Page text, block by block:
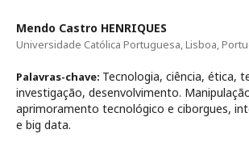
Mendo Castro HENRIQUES
Universidade Católica Portuguesa, Lisboa,
Palavras-chave: Tecnologia, ciência, ética,
investigação, desenvolvimento.
aprimoramento tecnológico e ciborgues,
e big data.